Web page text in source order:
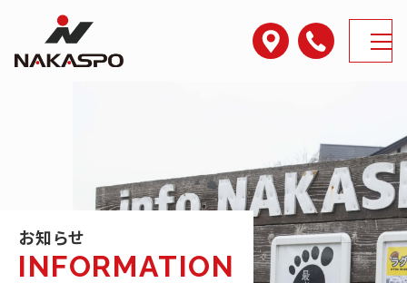
アクセス電話番号
MENU
お知らせ